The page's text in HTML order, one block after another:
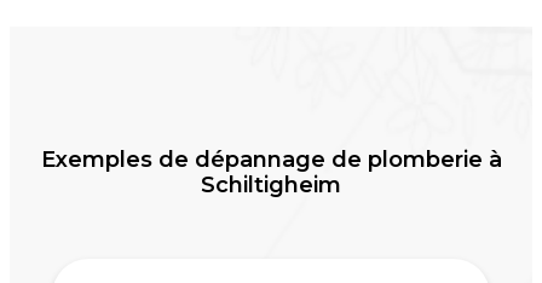
Exemples de dépannage de plomberie à
Schiltigheim